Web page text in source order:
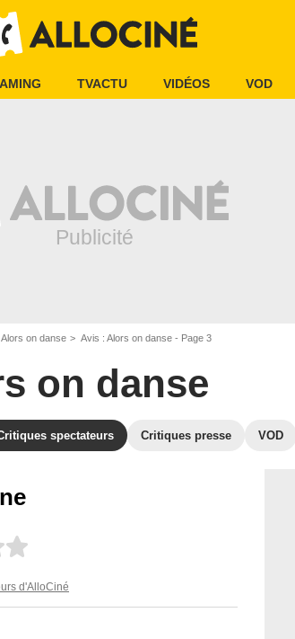
TVACTU VIDÉOS VOD
on danse Avis : Alors on danse - Page 3
on danse
spectateurs Critiques presse VOD
d'AlloCiné